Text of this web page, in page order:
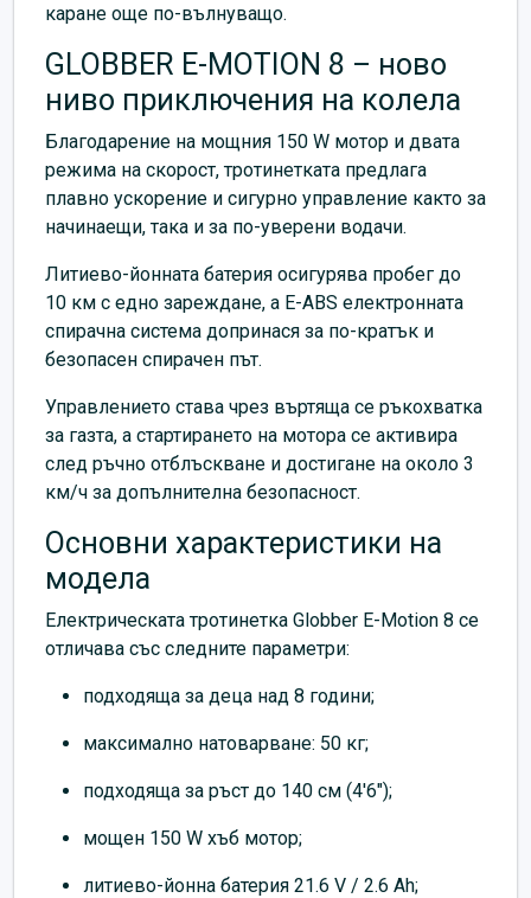
каране още по-вълнуващо.
GLOBBER E-MOTION 8 – ново
ниво приключения на колела
Благодарение на мощния 150 W мотор и двата
режима на скорост, тротинетката предлага
плавно ускорение и сигурно управление както за
начинаещи, така и за по-уверени водачи.
Литиево-йонната батерия осигурява пробег до
10 км с едно зареждане, а E-ABS електронната
спирачна система допринася за по-кратък и
безопасен спирачен път.
Управлението става чрез въртяща се ръкохватка
за газта, а стартирането на мотора се активира
след ръчно отблъскване и достигане на около 3
км/ч за допълнителна безопасност.
Основни характеристики на
модела
Електрическата тротинетка Globber E-Motion 8 се
отличава със следните параметри:
подходяща за деца над 8 години;
максимално натоварване: 50 кг;
подходяща за ръст до 140 см (4'6");
мощен 150 W хъб мотор;
литиево-йонна батерия 21.6 V / 2.6 Ah;